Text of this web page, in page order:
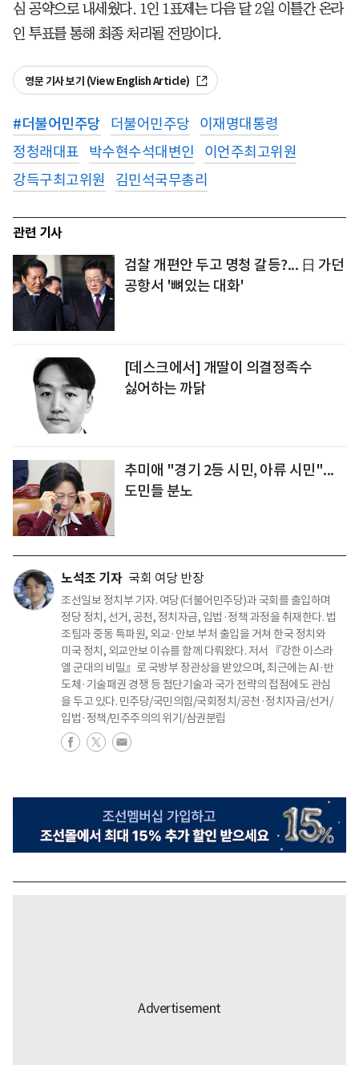
심 공약으로 내세웠다. 1인 1표제는 다음 달 2일 이틀간 온라
인 투표를 통해 최종 처리될 전망이다.
영문 기사 보기 (View English Article)
#더불어민주당 더불어민주당
이재명대통령
정청래대표
박수현수석대변인
이언주최고위원
강득구최고위원
김민석국무총리
관련 기사
검찰 개편안 두고 명청 갈등?... 日 가던
공항서 '뼈있는 대화'
[데스크에서] 개딸이 의결정족수
싫어하는 까닭
추미애 "경기 2등 시민, 아류 시민"...
도민들 분노
노석조 기자 국회 여당 반장
조선일보 정치부 기자. 여당(더불어민주당)과 국회를 출입하며
정당 정치, 선거, 공천, 정치자금, 입법·정책 과정을 취재한다. 법
조팀과 중동 특파원, 외교·안보 부처 출입을 거쳐 한국 정치와
미국 정치, 외교안보 이슈를 함께 다뤄왔다. 저서 『강한 이스라
엘 군대의 비밀』로 국방부 장관상을 받았으며, 최근에는 AI·반
도체·기술패권 경쟁 등 첨단기술과 국가 전략의 접점에도 관심
을 두고 있다. 민주당/국민의힘/국회정치/공천·정치자금/선거/
입법·정책/민주주의의 위기/삼권분립